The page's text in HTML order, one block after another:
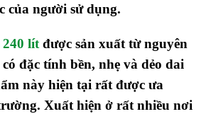
của người sử dụng.
lít được sản xuất từ nguyên
đặc tính bền, nhẹ và dẻo dai
này hiện tại rất được ưa
Xuất hiện ở rất nhiều nơi